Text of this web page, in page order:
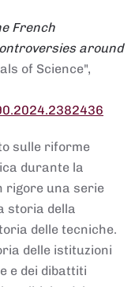
French
around
of Science",
sulle riforme
durante la
rigore una serie
storia della
delle tecniche.
delle istituzioni
e dei dibattiti